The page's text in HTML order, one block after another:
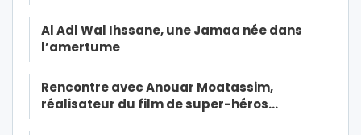
Al Adl Wal Ihssane, une Jamaa née dans
l’amertume
Rencontre avec Anouar Moatassim,
réalisateur du film de super-héros…